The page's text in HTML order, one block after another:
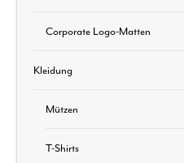
Corporate Logo-Matten
Kleidung
Mützen
T-Shirts